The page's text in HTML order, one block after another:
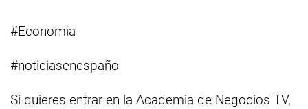
#Economia
#noticiasenespaño
Si quieres entrar en la Academia de Negocios TV,